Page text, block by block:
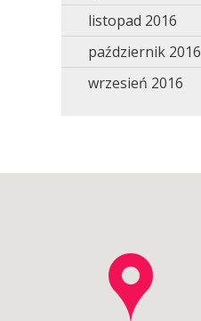
listopad 2016
październik 2016
wrzesień 2016